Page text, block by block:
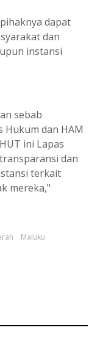
dapat
dan
instansi
sebab
dan HAM
ini Lapas
dan
terkait
mereka,"
Maluku